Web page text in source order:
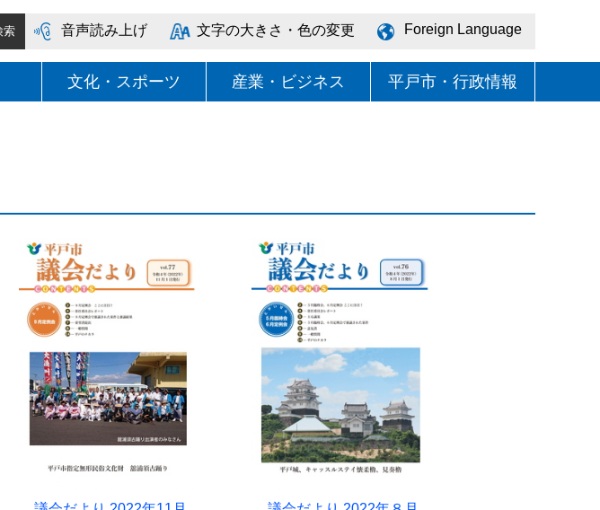
音声読み上げ 文字の大きさ・色の変更 Foreign Language
文化・スポーツ 産業・ビジネス 平戸市・行政情報